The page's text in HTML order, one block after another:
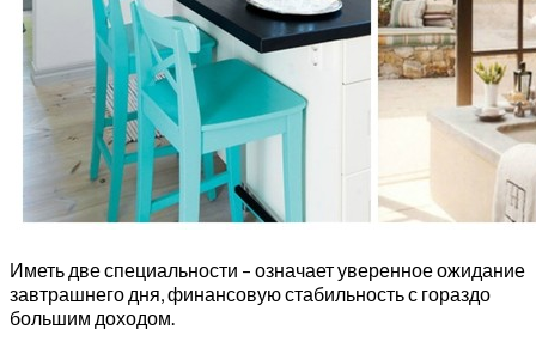
Иметь две специальности – означает уверенное ожидание
завтрашнего дня, финансовую стабильность с гораздо
большим доходом.